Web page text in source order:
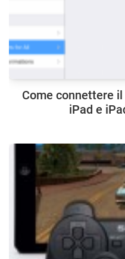
Come connettere
iPad e